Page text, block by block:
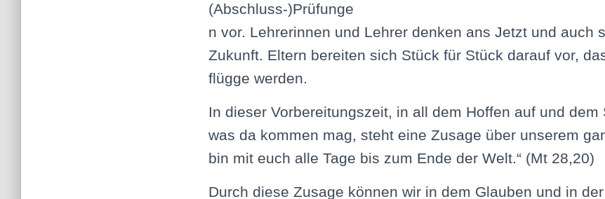
(Abschluss-)Prüfunge
n vor. Lehrerinnen und Lehrer denken ans Jetzt und auch
Zukunft. Eltern bereiten sich Stück für Stück darauf vor,
flügge werden.
In dieser Vorbereitungszeit, in all dem Hoffen auf und dem
was da kommen mag, steht eine Zusage über unserem
bin mit euch alle Tage bis zum Ende der Welt.“ (Mt 28,20)
Durch diese Zusage können wir in dem Glauben und in